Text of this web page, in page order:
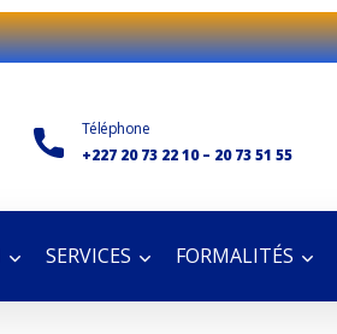
Téléphone
+227 20 73 22 10 – 20 73 51 55
SERVICES FORMALITÉS